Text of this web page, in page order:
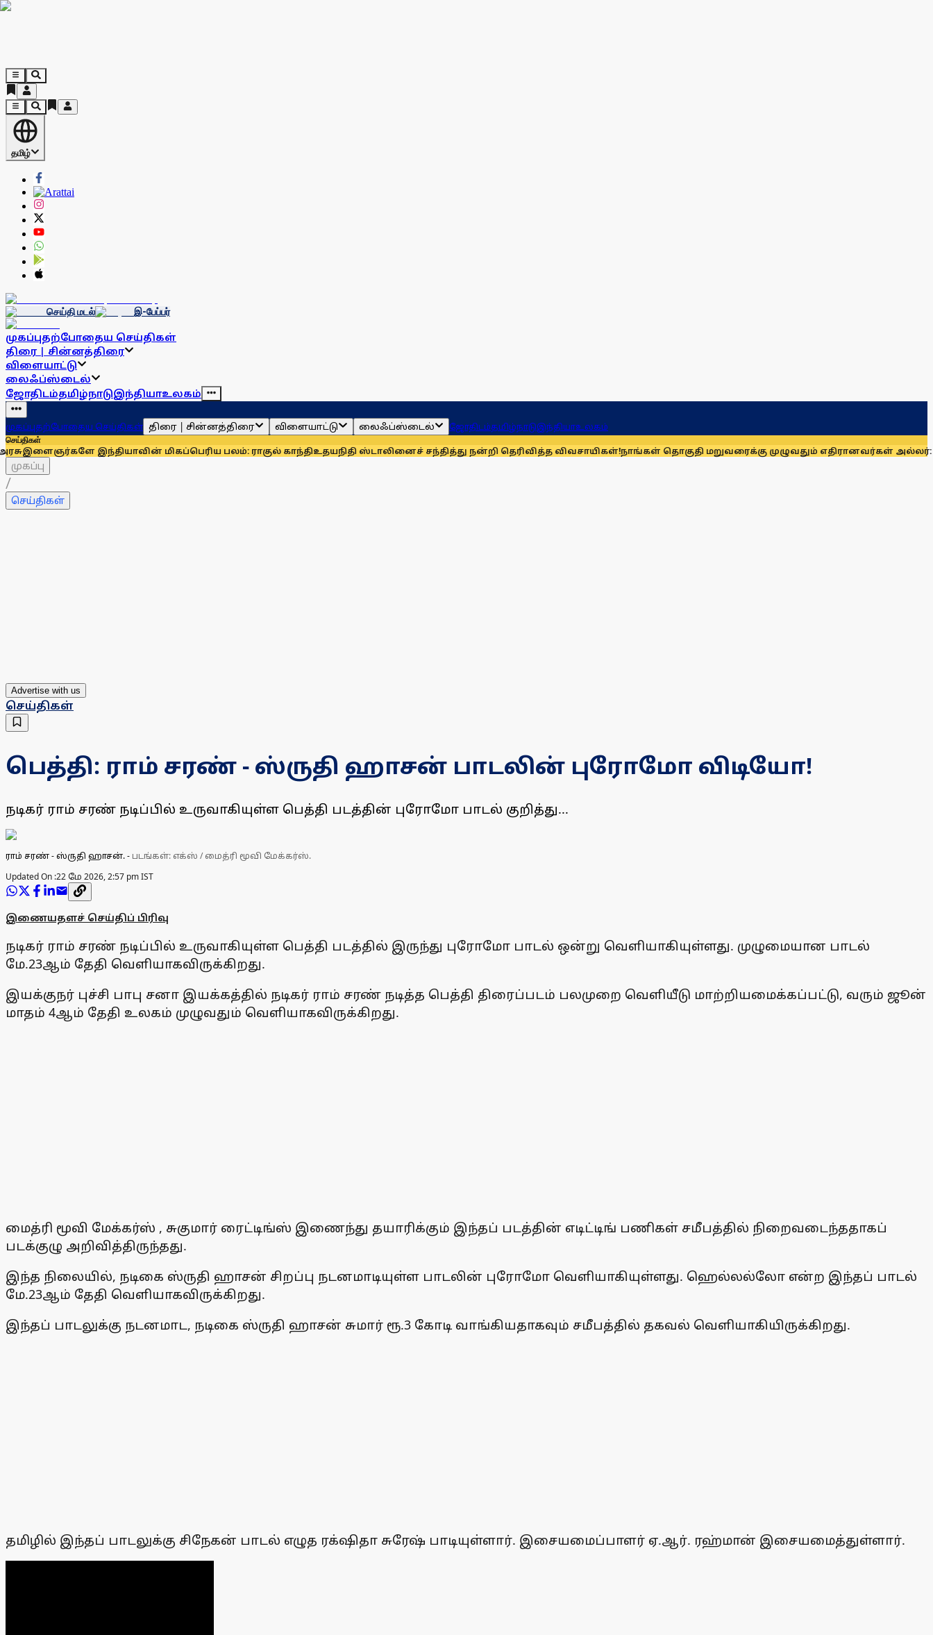
தமிழ்
செய்தி மடல் இ-பேப்பர்
முகப்புதற்போதைய செய்திகள்
திரை | சின்னத்திரை
விளையாட்டு
லைஃப்ஸ்டைல்
ஜோதிடம்தமிழ்நாடுஇந்தியாஉலகம்
முகப்புதற்போதைய செய்திகள் திரை | சின்னத்திரை விளையாட்டு லைஃப்ஸ்டைல் ஜோதிடம்தமிழ்நாடுஇந்தியாஉலகம்
செய்திகள்
இந்தியாவின் மிகப்பெரிய பலம்: ராகுல் காந்திஉதயநிதி ஸ்டாலினைச் சந்தித்து நன்றி தெரிவித்த விவசாயிகள்!நாங்கள் தொகுதி மறுவரைக்கு முழுவதும் எதிரானவர்கள் அல்லர்: கனிமொழி
முகப்பு
/
செய்திகள்
Advertise with us
செய்திகள்
பெத்தி: ராம் சரண் - ஸ்ருதி ஹாசன் பாடலின் புரோமோ விடியோ!
நடிகர் ராம் சரண் நடிப்பில் உருவாகியுள்ள பெத்தி படத்தின் புரோமோ பாடல் குறித்து...
ராம் சரண் - ஸ்ருதி ஹாசன்.- படங்கள்: எக்ஸ் / மைத்ரி மூவி மேக்கர்ஸ்.
Updated On :22 மே 2026, 2:57 pm IST
இணையதளச் செய்திப் பிரிவு
நடிகர் ராம் சரண் நடிப்பில் உருவாகியுள்ள பெத்தி படத்தில் இருந்து புரோமோ பாடல் ஒன்று வெளியாகியுள்ளது. முழுமையான பாடல்
மே.23ஆம் தேதி வெளியாகவிருக்கிறது.
இயக்குநர் புச்சி பாபு சனா இயக்கத்தில் நடிகர் ராம் சரண் நடித்த பெத்தி திரைப்படம் பலமுறை வெளியீடு மாற்றியமைக்கப்பட்டு, வரும் ஜூன்
மாதம் 4ஆம் தேதி உலகம் முழுவதும் வெளியாகவிருக்கிறது.
மைத்ரி மூவி மேக்கர்ஸ் , சுகுமார் ரைட்டிங்ஸ் இணைந்து தயாரிக்கும் இந்தப் படத்தின் எடிட்டிங் பணிகள் சமீபத்தில் நிறைவடைந்ததாகப்
படக்குழு அறிவித்திருந்தது.
இந்த நிலையில், நடிகை ஸ்ருதி ஹாசன் சிறப்பு நடனமாடியுள்ள பாடலின் புரோமோ வெளியாகியுள்ளது. ஹெல்லல்லோ என்ற இந்தப் பாடல்
மே.23ஆம் தேதி வெளியாகவிருக்கிறது.
இந்தப் பாடலுக்கு நடனமாட, நடிகை ஸ்ருதி ஹாசன் சுமார் ரூ.3 கோடி வாங்கியதாகவும் சமீபத்தில் தகவல் வெளியாகியிருக்கிறது.
தமிழில் இந்தப் பாடலுக்கு சிநேகன் பாடல் எழுத ரக்‌ஷிதா சுரேஷ் பாடியுள்ளார். இசையமைப்பாளர் ஏ.ஆர். ரஹ்மான் இசையமைத்துள்ளார்.